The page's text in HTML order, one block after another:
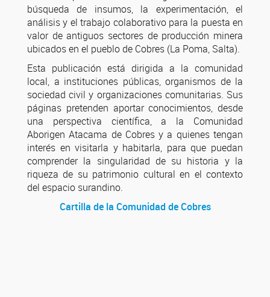
búsqueda de insumos, la experimentación, el
análisis y el trabajo colaborativo para la puesta en
valor de antiguos sectores de producción minera
ubicados en el pueblo de Cobres (La Poma, Salta).
Esta publicación está dirigida a la comunidad
local, a instituciones públicas, organismos de la
sociedad civil y organizaciones comunitarias. Sus
páginas pretenden aportar conocimientos, desde
una perspectiva científica, a la Comunidad
Aborigen Atacama de Cobres y a quienes tengan
interés en visitarla y habitarla, para que puedan
comprender la singularidad de su historia y la
riqueza de su patrimonio cultural en el contexto
del espacio surandino.
Cartilla de la Comunidad de Cobres